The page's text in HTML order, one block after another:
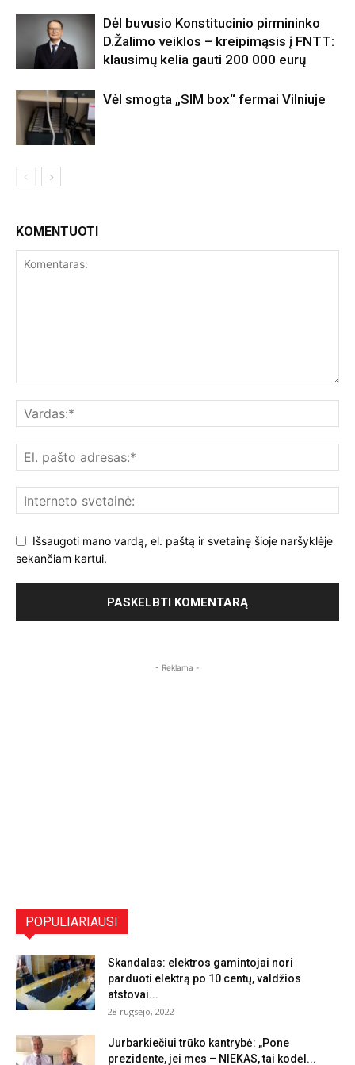
Dėl buvusio Konstitucinio pirmininko
D.Žalimo veiklos – kreipimąsis į FNTT:
klausimų kelia gauti 200 000 eurų
Vėl smogta „SIM box“ fermai Vilniuje
KOMENTUOTI
Išsaugoti mano vardą, el. paštą ir svetainę šioje naršyklėje
sekančiam kartui.
- Reklama -
POPULIARIAUSI
Skandalas: elektros gamintojai nori
parduoti elektrą po 10 centų, valdžios
atstovai...
28 rugsėjo, 2022
Jurbarkiečiui trūko kantrybė: „Pone
prezidente, jei mes – NIEKAS, tai kodėl...